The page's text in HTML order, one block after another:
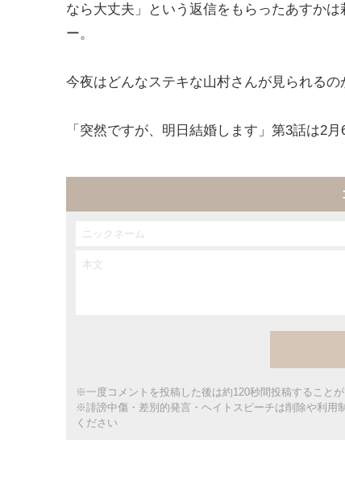
なら大丈夫」という返信をもらったあすか
ー。
今夜はどんなステキな山村さんが見られるの
「突然ですが、明日結婚します」第3話は2
※一度コメントを投稿した後は約120秒間投稿すること
※誹謗中傷・差別的発言・ヘイトスピーチは削除や利用
ください